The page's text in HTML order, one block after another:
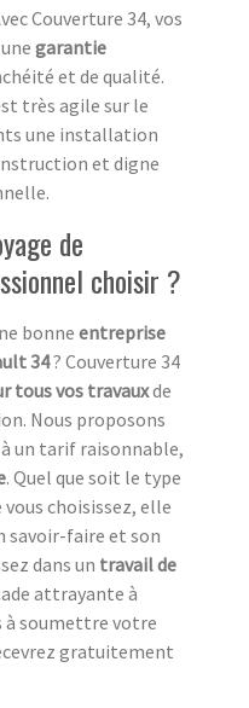
Couverture 34, vos
garantie
et de qualité.
très agile sur le
une installation
et digne
de
choisir ?
bonne entreprise
34? Couverture 34
tous vos travauxde
Nous proposons
un tarif raisonnable,
. Quel que soit le type
choisissez, elle
savoir-faire et son
dans un travail de
attrayante à
à soumettre votre
gratuitement